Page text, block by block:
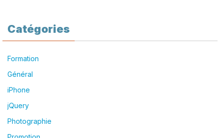
Catégories
Formation
Général
iPhone
jQuery
Photographie